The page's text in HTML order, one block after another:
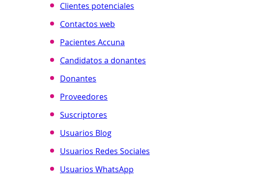
Clientes potenciales
Contactos web
Pacientes Accuna
Candidatos a donantes
Donantes
Proveedores
Suscriptores
Usuarios Blog
Usuarios Redes Sociales
Usuarios WhatsApp